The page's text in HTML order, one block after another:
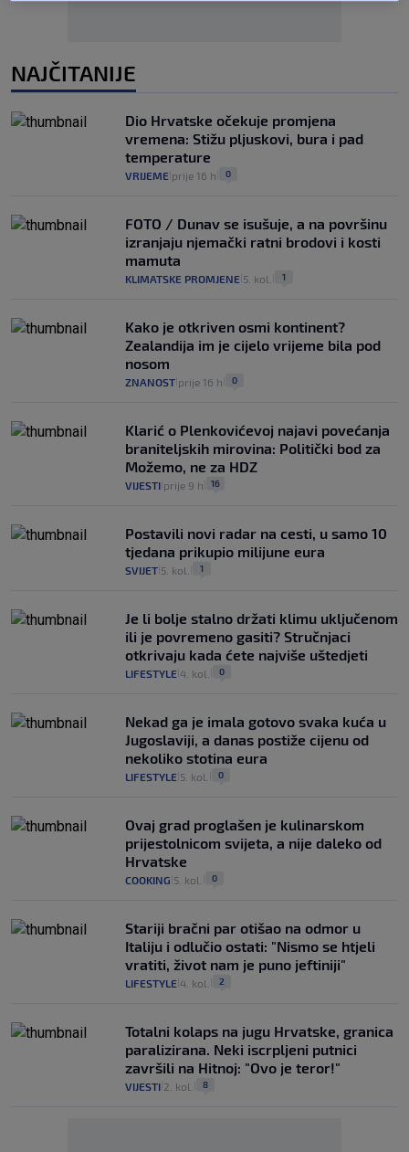
NAJČITANIJE
Dio Hrvatske očekuje promjena
vremena: Stižu pljuskovi, bura i pad
temperature
VRIJEME prije 16 h 0
FOTO / Dunav se isušuje, a na površinu
izranjaju njemački ratni brodovi i kosti
mamuta
KLIMATSKE PROMJENE 5. kol. 1
Kako je otkriven osmi kontinent?
Zealandija im je cijelo vrijeme bila pod
nosom
ZNANOST prije 16 h 0
Klarić o Plenkovićevoj najavi povećanja
braniteljskih mirovina: Politički bod za
Možemo, ne za HDZ
VIJESTI prije 9 h 16
Postavili novi radar na cesti, u samo 10
tjedana prikupio milijune eura
SVIJET 5. kol. 1
Je li bolje stalno držati klimu uključenom
ili je povremeno gasiti? Stručnjaci
otkrivaju kada ćete najviše uštedjeti
LIFESTYLE 4. kol. 0
Nekad ga je imala gotovo svaka kuća u
Jugoslaviji, a danas postiže cijenu od
nekoliko stotina eura
LIFESTYLE 5. kol. 0
Ovaj grad proglašen je kulinarskom
prijestolnicom svijeta, a nije daleko od
Hrvatske
COOKING 5. kol. 0
Stariji bračni par otišao na odmor u
Italiju i odlučio ostati: "Nismo se htjeli
vratiti, život nam je puno jeftiniji"
LIFESTYLE 4. kol. 2
Totalni kolaps na jugu Hrvatske, granica
paralizirana. Neki iscrpljeni putnici
završili na Hitnoj: "Ovo je teror!"
VIJESTI 2. kol. 8